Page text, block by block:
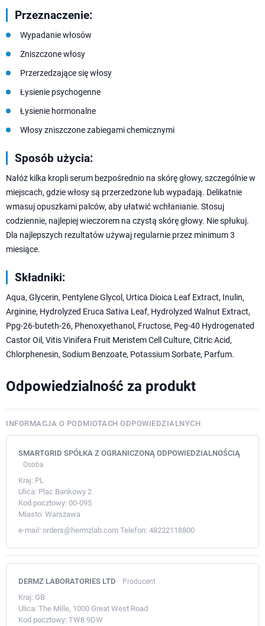
Przeznaczenie:
Wypadanie włosów
Zniszczone włosy
Przerzedzające się włosy
Łysienie psychogenne
Łysienie hormonalne
Włosy zniszczone zabiegami chemicznymi
Sposób użycia:
Nałóż kilka kropli serum bezpośrednio na skórę głowy, szczególnie w
miejscach, gdzie włosy są przerzedzone lub wypadają. Delikatnie
wmasuj opuszkami palców, aby ułatwić wchłanianie. Stosuj
codziennie, najlepiej wieczorem na czystą skórę głowy. Nie spłukuj.
Dla najlepszych rezultatów używaj regularnie przez minimum 3
miesiące.
Składniki:
Aqua, Glycerin, Pentylene Glycol, Urtica Dioica Leaf Extract, Inulin,
Arginine, Hydrolyzed Eruca Sativa Leaf, Hydrolyzed Walnut Extract,
Ppg-26-buteth-26, Phenoxyethanol, Fructose, Peg-40 Hydrogenated
Castor Oil, Vitis Vinifera Fruit Meristem Cell Culture, Citric Acid,
Chlorphenesin, Sodium Benzoate, Potassium Sorbate, Parfum.
Odpowiedzialność za produkt
INFORMACJA O PODMIOTACH ODPOWIEDZIALNYCH
SMARTGRID SPÓŁKA Z OGRANICZONĄ ODPOWIEDZIALNOŚCIĄ
Osoba
Kraj: PL
Ulica: Plac Bankowy 2
Kod pocztowy: 00-095
Miasto: Warszawa
e-mail: orders@hermzlab.com Telefon: 48222118800
DERMZ LABORATORIES LTD Producent
Kraj: GB
Ulica: The Mille, 1000 Great West Road
Kod pocztowy: TW8 9DW